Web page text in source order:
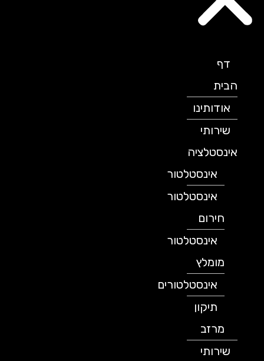
הבית
אודותינו
שירותי
אינסטלציה
אינסטלטור
אינסטלטור
חירום
אינסטלטור
מומלץ
אינסטלטורים
תיקון
מרזב
שירותי